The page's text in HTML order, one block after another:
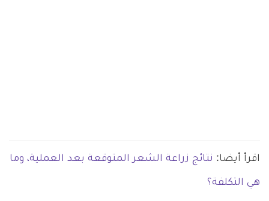
اقرأ أيضا: نتائج زراعة الشعر المتوقعة بعد العملية، وما
هي التكلفة؟